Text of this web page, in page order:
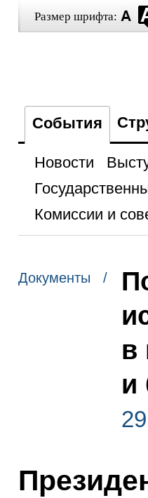
Размер шрифта:
События
Новости
Комиссии и
Документы /
в
и